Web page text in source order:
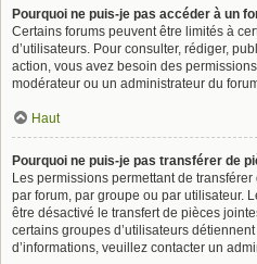
Pourquoi ne puis-je pas accéder à un
Certains forums peuvent être limités à
d’utilisateurs. Pour consulter, rédiger,
action, vous avez besoin des
modérateur ou un administrateur du
Haut
Pourquoi ne puis-je pas transférer de
Les permissions permettant de
par forum, par groupe ou par utilisateur.
être désactivé le transfert de pièces
certains groupes d’utilisateurs
d’informations, veuillez contacter un